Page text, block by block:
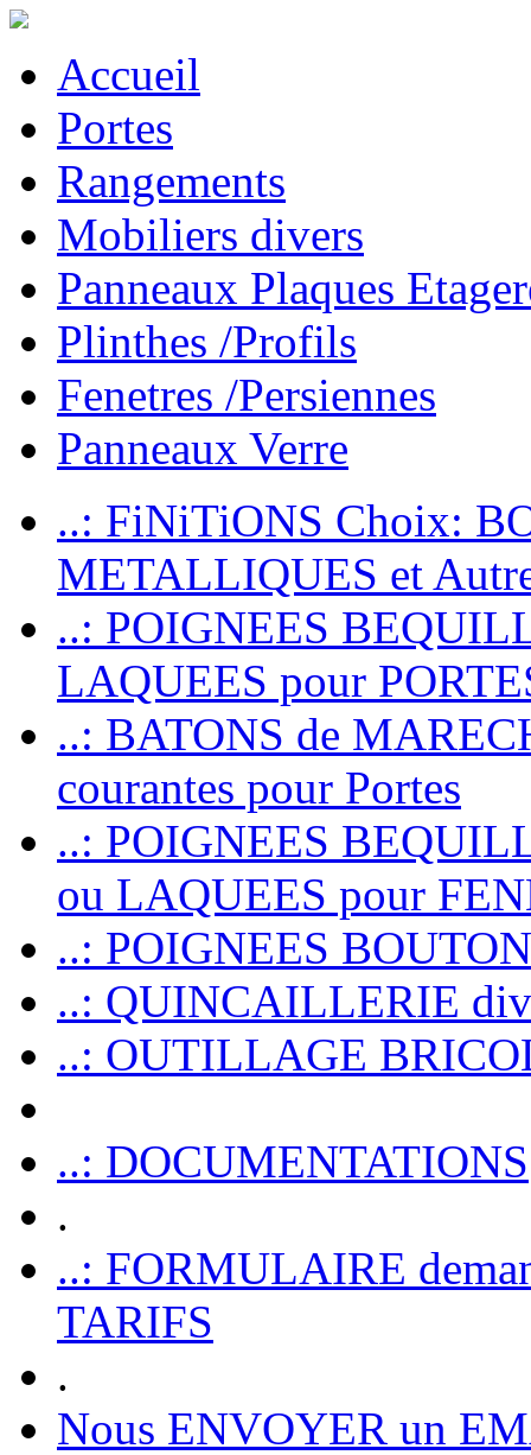
Accueil
Portes
Rangements
Mobiliers divers
Panneaux Plaques
Plinthes /Profils
Fenetres /Persiennes
Panneaux Verre
..: FiNiTiONS Choix:
METALLIQUES et
..: POIGNEES
LAQUEES pour
..: BATONS de
courantes pour Portes
..: POIGNEES
ou LAQUEES pour
..: POIGNEES
..: QUINCAILLERIE
..: OUTILLAGE
..: DOCUMENTATIONS
.
..: FORMULAIRE
TARIFS
.
Nous ENVOYER un